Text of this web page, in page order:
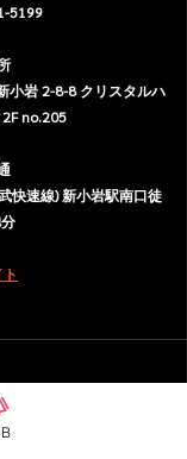
5199
小岩 2-8-8 クリスタルハ
no.205
快速線) 新小岩駅南口徒